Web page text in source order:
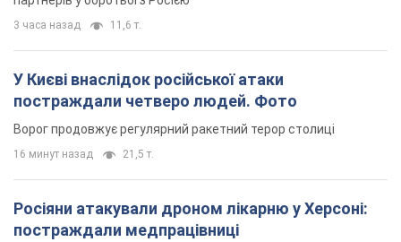
Росіяни атакували дроном лікарню у Херсоні:
постраждали медпрацівниці
Загалом постраждали чотири жінки – і вони не єдині поранені
за добу
9 часов назад